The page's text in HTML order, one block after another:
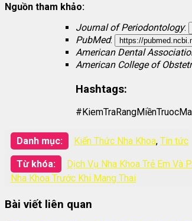
Nguồn tham khảo:
Journal of Periodontology:
PubMed: https://
American Dental
American College of
Hashtags:
Danh mục: Kiến Thức Nha Khoa, Tin tức
Từ khóa: Dịch Vụ Nha Khoa Trẻ Em Và
Nha Khoa Trước Khi Mang Thai
Bài viết liên quan